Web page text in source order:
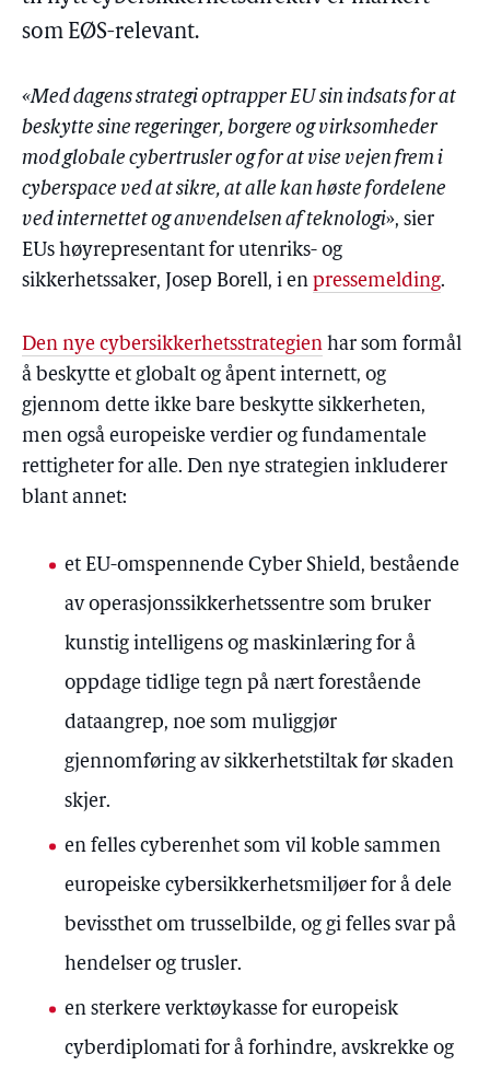
som EØS-relevant.
«Med dagens strategi optrapper EU sin indsats for at
beskytte sine regeringer, borgere og virksomheder
mod globale cybertrusler og for at vise vejen frem i
cyberspace ved at sikre, at alle kan høste fordelene
ved internettet og anvendelsen af teknologi», sier
EUs høyrepresentant for utenriks- og
sikkerhetssaker, Josep Borell, i en pressemelding.
Den nye cybersikkerhetsstrategien har som formål
å beskytte et globalt og åpent internett, og
gjennom dette ikke bare beskytte sikkerheten,
men også europeiske verdier og fundamentale
rettigheter for alle. Den nye strategien inkluderer
blant annet:
et EU-omspennende Cyber Shield, bestående
av operasjonssikkerhetssentre som bruker
kunstig intelligens og maskinlæring for å
oppdage tidlige tegn på nært forestående
dataangrep, noe som muliggjør
gjennomføring av sikkerhetstiltak før skaden
skjer.
en felles cyberenhet som vil koble sammen
europeiske cybersikkerhetsmiljøer for å dele
bevissthet om trusselbilde, og gi felles svar på
hendelser og trusler.
en sterkere verktøykasse for europeisk
cyberdiplomati for å forhindre, avskrekke og